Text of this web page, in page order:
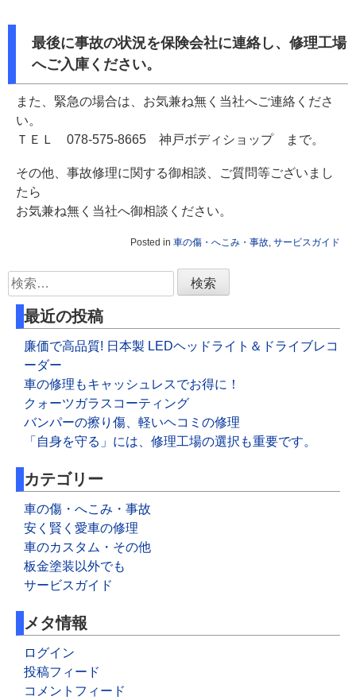
最後に事故の状況を保険会社に連絡し、修理工場
へご入庫ください。
また、緊急の場合は、お気兼ね無く当社へご連絡くださ
い。
ＴＥＬ 078-575-8665 神戸ボディショップ まで。
その他、事故修理に関する御相談、ご質問等ございまし
たら
お気兼ね無く当社へ御相談ください。
Posted in 車の傷・へこみ・事故, サービスガイド
検
索:
最近の投稿
廉価で高品質! 日本製 LEDヘッドライト＆ドライブレコ
ーダー
車の修理もキャッシュレスでお得に！
クォーツガラスコーティング
バンパーの擦り傷、軽いヘコミの修理
「自身を守る」には、修理工場の選択も重要です。
カテゴリー
車の傷・へこみ・事故
安く賢く愛車の修理
車のカスタム・その他
板金塗装以外でも
サービスガイド
メタ情報
ログイン
投稿フィード
コメントフィード